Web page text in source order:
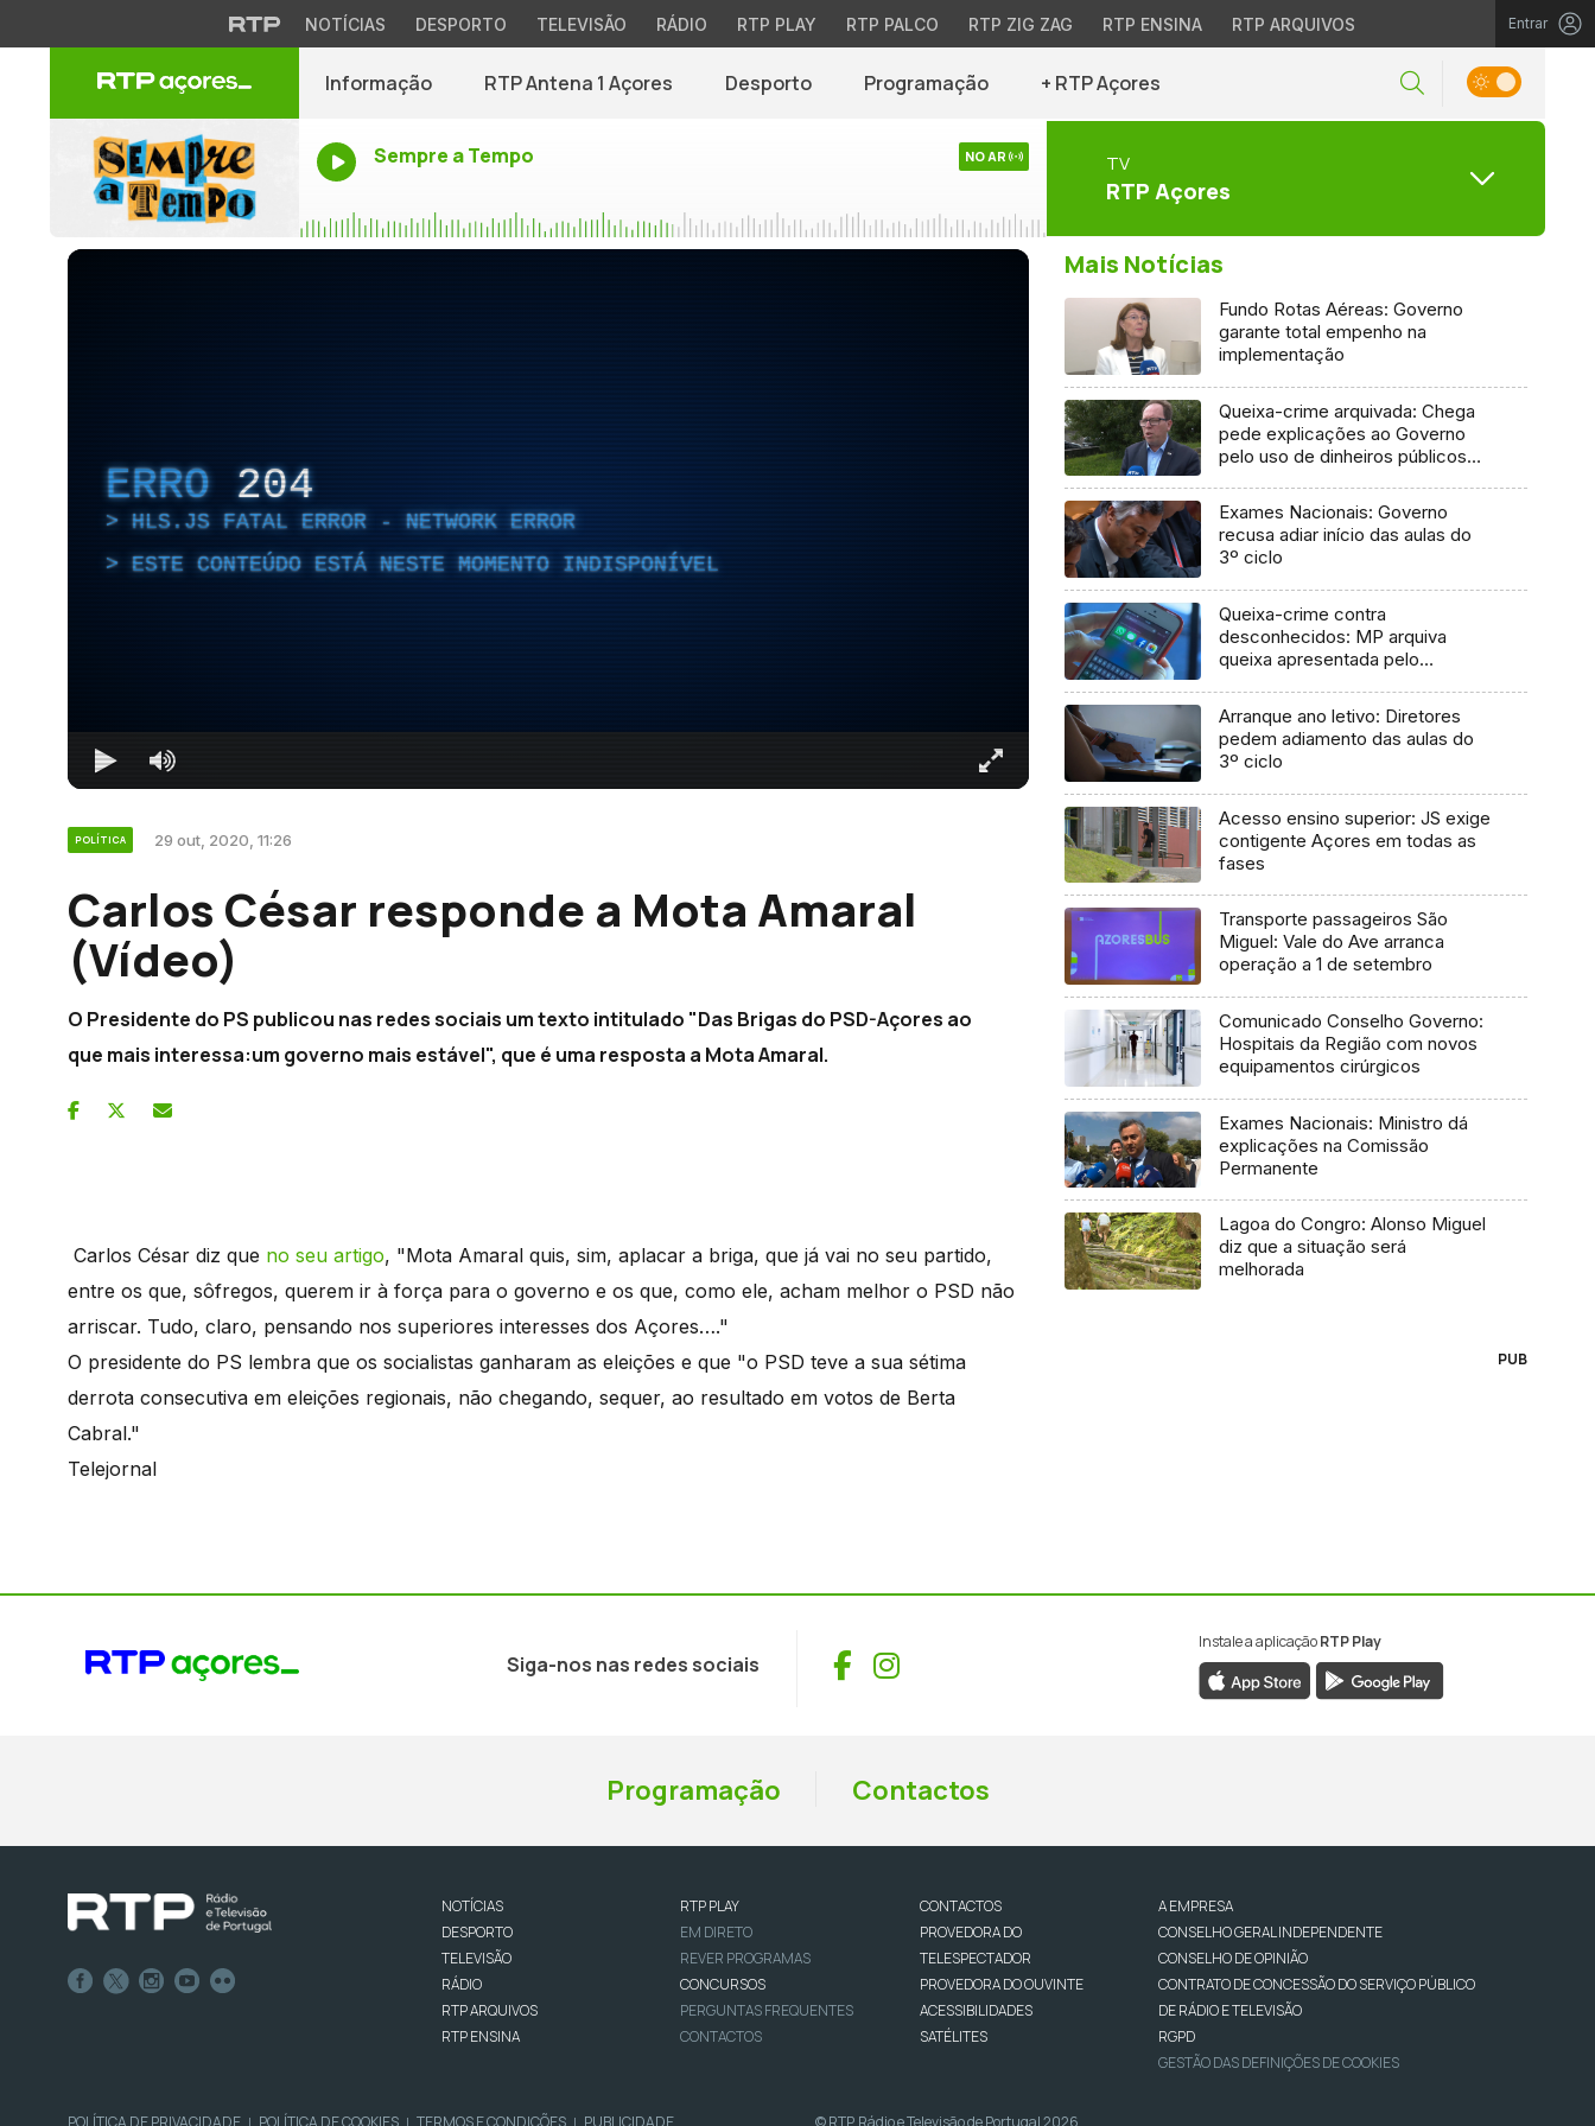
NOTÍCIAS DESPORTO TELEVISÃO RÁDIO RTP PLAY RTP PALCO RTP ZIG ZAG RTP ENSINA RTP ARQUIVOS Entrar
Informação RTP Antena 1 Açores Desporto Programação + RTP Açores
Sempre a Tempo NO AR TV
RTP Açores
ERRO 204
HLS.JS FATAL ERROR - NETWORK ERROR
ESTE CONTEÚDO ESTÁ NESTE MOMENTO INDISPONÍVEL
POLÍTICA 29 out, 2020, 11:26
Carlos César responde a Mota Amaral
(Vídeo)
O Presidente do PS publicou nas redes sociais um texto intitulado "Das Brigas do PSD-Açores ao
que mais interessa:um governo mais estável", que é uma resposta a Mota Amaral.
Carlos César diz que no seu artigo, "Mota Amaral quis, sim, aplacar a briga, que já vai no seu partido,
entre os que, sôfregos, querem ir à força para o governo e os que, como ele, acham melhor o PSD não
arriscar. Tudo, claro, pensando nos superiores interesses dos Açores…."
O presidente do PS lembra que os socialistas ganharam as eleições e que "o PSD teve a sua sétima
derrota consecutiva em eleições regionais, não chegando, sequer, ao resultado em votos de Berta
Cabral."
Telejornal
Mais Notícias
Fundo Rotas Aéreas: Governo
garante total empenho na
implementação
Queixa-crime arquivada: Chega
pede explicações ao Governo
pelo uso de dinheiros públicos
Exames Nacionais: Governo
recusa adiar início das aulas do
3º ciclo
Queixa-crime contra
desconhecidos: MP arquiva
queixa apresentada pelo
Arranque ano letivo: Diretores
pedem adiamento das aulas do
3º ciclo
Acesso ensino superior: JS exige
contigente Açores em todas as
fases
Transporte passageiros São
Miguel: Vale do Ave arranca
operação a 1 de setembro
Comunicado Conselho Governo:
Hospitais da Região com novos
equipamentos cirúrgicos
Exames Nacionais: Ministro dá
explicações na Comissão
Permanente
Lagoa do Congro: Alonso Miguel
diz que a situação será
melhorada
PUB
Siga-nos nas redes sociais Facebook
Instagram
Instale a aplicaçãoRTP Play
Programação Contactos
NOTÍCIAS
DESPORTO
TELEVISÃO
RÁDIO
RTP ARQUIVOS
RTP ENSINA
RTP PLAY
EM DIRETO
REVER PROGRAMAS
CONCURSOS
PERGUNTAS FREQUENTES
CONTACTOS
CONTACTOS
PROVEDORA DO
TELESPECTADOR
PROVEDORA DO OUVINTE
ACESSIBILIDADES
SATÉLITES
A EMPRESA
CONSELHO GERAL INDEPENDENTE
CONSELHO DE OPINIÃO
CONTRATO DE CONCESSÃO DO SERVIÇO PÚBLICO
DE RÁDIO E TELEVISÃO
RGPD
GESTÃO DAS DEFINIÇÕES DE COOKIES
POLÍTICA DE PRIVACIDADE | POLÍTICA DE COOKIES | TERMOS E CONDIÇÕES | PUBLICIDADE © RTP, Rádio e Televisão de Portugal 2026